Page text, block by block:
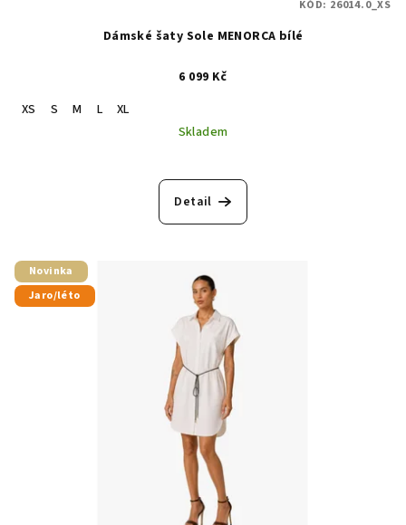
Dámské šaty Sole MENORCA bílé
6 099 Kč
XS
S M L
XL
Skladem
Detail
KÓD: 26014.0_XS
Novinka
Jaro/léto